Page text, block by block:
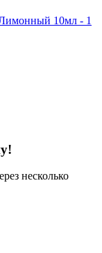
несколько